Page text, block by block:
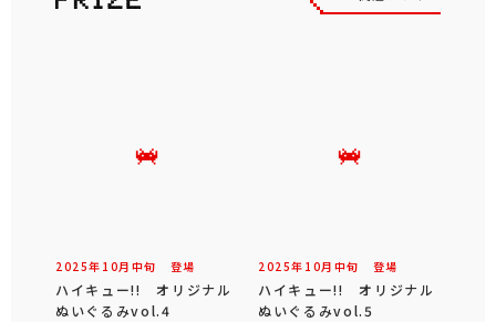
2025年 10月 中旬 登場
ハイキュー!! オリジナル
ぬいぐるみvol.4
2025年 10月 中旬 登場
ハイキュー!! オリジナル
ぬいぐるみvol.5